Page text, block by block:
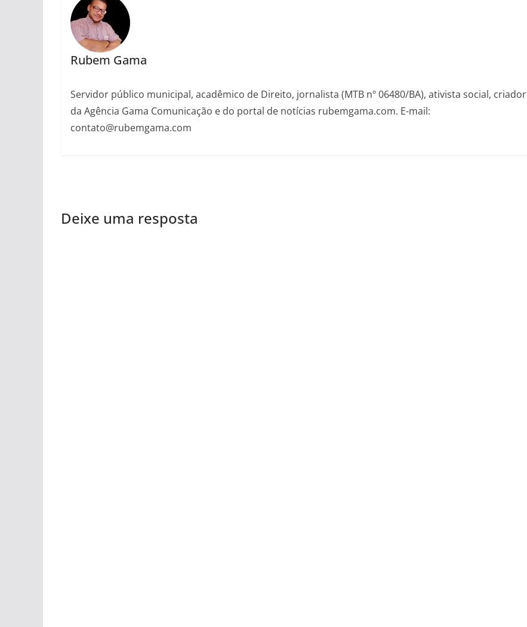
Rubem Gama
Servidor público municipal, acadêmico de Direito, jornalista (MTB nº 06480/BA), ativista social, criador
da Agência Gama Comunicação e do portal de notícias rubemgama.com. E-mail:
contato@rubemgama.com
Deixe uma resposta